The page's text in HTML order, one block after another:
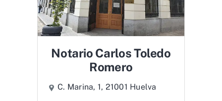
Notario Carlos Toledo
Romero
C. Marina, 1, 21001 Huelva